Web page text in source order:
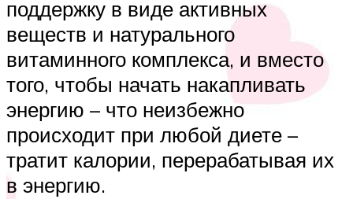
поддержку в виде активных
веществ и натурального
витаминного комплекса, и вместо
того, чтобы начать накапливать
энергию – что неизбежно
происходит при любой диете –
тратит калории, перерабатывая их
в энергию.